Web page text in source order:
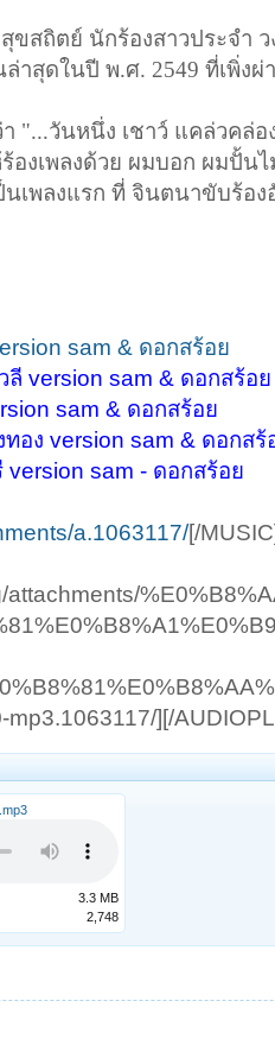
สุขสถิตย์ นักร้องสาวประจำ
าสุดในปี พ.ศ. 2549 ที่เพิ่งผ่
"...วันหนึ่ง เชาว์ แคล่วคล่อ
งเพลงด้วย ผมบอก ผมปั้นไ
นเพลงแรก ที่ จินตนาขับร้อง
sam & ดอกสร้อย
ลี version sam & ดอกสร้อย
sam & ดอกสร้อย
อง version sam & ดอกสร้
version sam - ดอกสร้อย
a.1063117/[/
attachments/
][/
3.3 MB
2,748